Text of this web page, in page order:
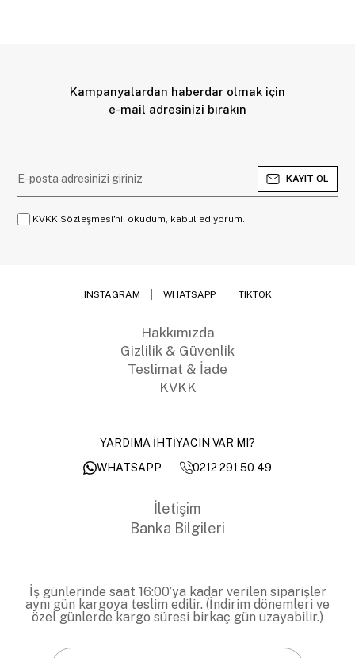
Kampanyalardan haberdar olmak için
e-mail adresinizi bırakın
KAYIT OL
KVKK Sözleşmesi'ni, okudum, kabul ediyorum.
INSTAGRAM WHATSAPP TIKTOK
Hakkımızda
Gizlilik & Güvenlik
Teslimat & İade
KVKK
YARDIMA İHTİYACIN VAR MI?
WHATSAPP
0212 291 50 49
İletişim
Banka Bilgileri
İş günlerinde saat 16:00’ya kadar verilen siparişler
aynı gün kargoya teslim edilir. (İndirim dönemleri ve
özel günlerde kargo süresi birkaç gün uzayabilir.)